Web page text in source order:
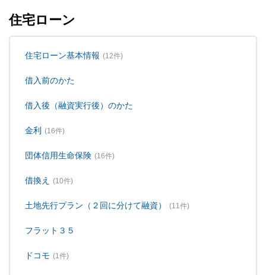
住宅ローン
住宅ローン基本情報 (12件)
借入前のかた
借入後（融資実行後）のかた
金利 (16件)
団体信用生命保険 (16件)
借換え (10件)
土地先行プラン（２回に分けて融資） (11件)
フラット３５
ドコモ (1件)